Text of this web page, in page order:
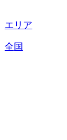
エリア
全国